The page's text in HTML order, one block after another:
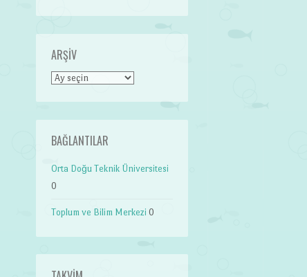
ARŞIV
Arşiv
BAĞLANTILAR
Orta Doğu Teknik Üniversitesi
0
Toplum ve Bilim Merkezi 0